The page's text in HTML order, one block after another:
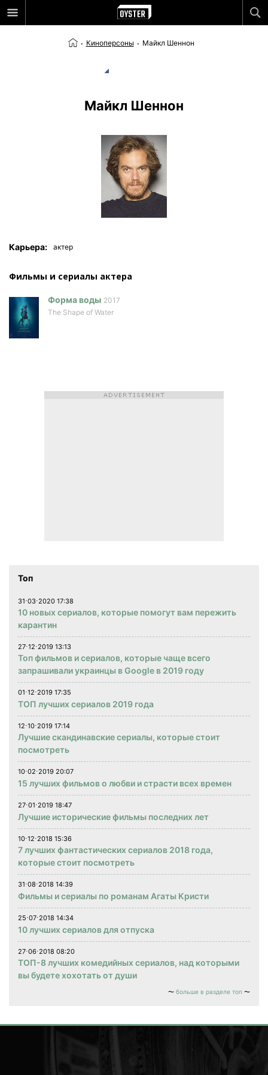
Киноперсоны Майкл Шеннон
Майкл Шеннон
Карьера: актер
Фильмы и сериалы актера
Форма воды 2017
The Shape of Water
Топ
31⋅03⋅2020 17:38
10 новых сериалов, которые помогут вам пережить
карантин
27⋅12⋅2019 13:13
Топ фильмов и сериалов, которые чаще всего
запрашивали украинцы в Google в 2019 году
01⋅12⋅2019 17:35
ТОП лучших сериалов 2019 года
12⋅10⋅2019 17:14
Лучшие скандинавские сериалы, которые стоит
посмотреть
10⋅02⋅2019 20:07
15 лучших фильмов о любви и страсти всех времен
27⋅01⋅2019 18:47
Лучшие исторические фильмы последних лет
10⋅12⋅2018 15:36
7 лучших фантастических сериалов 2018 года,
которые стоит посмотреть
31⋅08⋅2018 14:39
Фильмы и сериалы по романам Агаты Кристи
25⋅07⋅2018 14:34
10 лучших сериалов для отпуска
27⋅06⋅2018 08:20
ТОП-8 лучших комедийных сериалов, над которыми
вы будете хохотать от души
больше в разделе топ